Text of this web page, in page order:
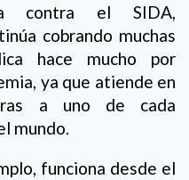
contra el SIDA,
cobrando muchas
hace mucho por
ya que atiende en
a uno de cada
mundo.
funciona desde el